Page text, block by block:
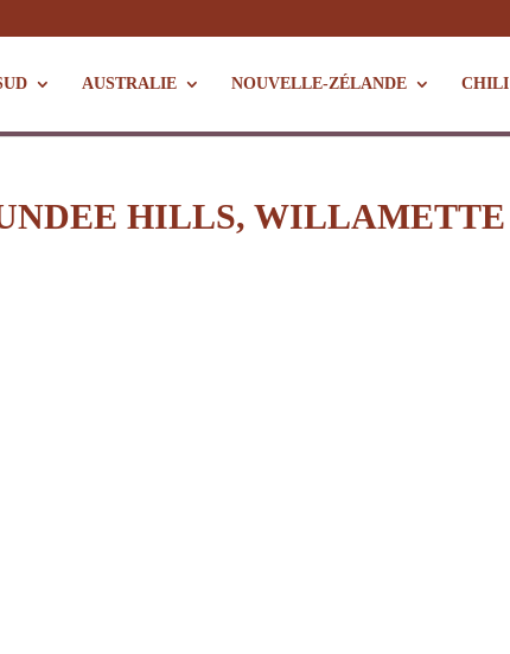
AUSTRALIE NOUVELLE-ZÉLANDE CHILI
HILLS, WILLAMETTE